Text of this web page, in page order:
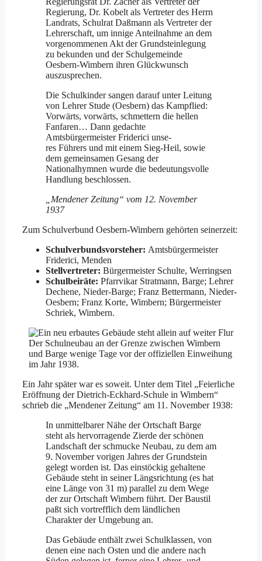
Regierung, Dr. Kobelt als Vertreter des Herrn
Landrats, Schulrat Daßmann als Vertreter der
Lehrerschaft, um innige Anteilnahme an dem
vorgenommenen Akt der Grundsteinlegung
zu bekunden und der Schulgemeinde
Oesbern-Wimbern ihren Glückwunsch
auszusprechen.
Die Schulkinder sangen darauf unter Leitung
von Lehrer Stude (Oesbern) das Kampflied:
Vorwärts, vorwärts, schmettern die hellen
Fanfaren… Dann gedachte
Amtsbürgermeister Friderici unse-
res Führers und mit einem Sieg-Heil, sowie
dem gemeinsamen Gesang der
Nationalhymnen wurde die bedeutungsvolle
Handlung beschlossen.
„Mendener Zeitung“ vom 12. November
1937
Zum Schulverbund Oesbern-Wimbern gehörten seinerzeit:
Schulverbundsvorsteher: Amtsbürgermeister
Friderici, Menden
Stellvertreter: Bürgermeister Schulte, Werringsen
Schulbeiräte: Pfarrvikar Stratmann, Barge; Lehrer
Dechene, Nieder-Barge; Franz Bettermann, Nieder-
Oesbern; Franz Korte, Wimbern; Bürgermeister
Schriek, Wimbern.
Der Schulneubau an der Grenze zwischen Wimbern
und Barge wenige Tage vor der offiziellen Einweihung
im Jahr 1938.
Ein Jahr später war es soweit. Unter dem Titel „Feierliche
Eröffnung der Dietrich-Eckhard-Schule in Wimbern“
schrieb die „Mendener Zeitung“ am 11. November 1938:
In unmittelbarer Nähe der Ortschaft Barge
steht als hervorragende Zierde der schönen
Landschaft der schmucke Neubau, zu dem am
9. November vorigen Jahres der Grundstein
gelegt worden ist. Das einstöckig gehaltene
Gebäude steht in seiner Längsrichtung (es hat
eine Länge von 31 m) parallel zu dem Wege
der zur Ortschaft Wimbern führt. Der Baustil
paßt sich vortrefflich dem ländlichen
Charakter der Umgebung an.
Das Gebäude enthält zwei Schulklassen, von
denen eine nach Osten und die andere nach